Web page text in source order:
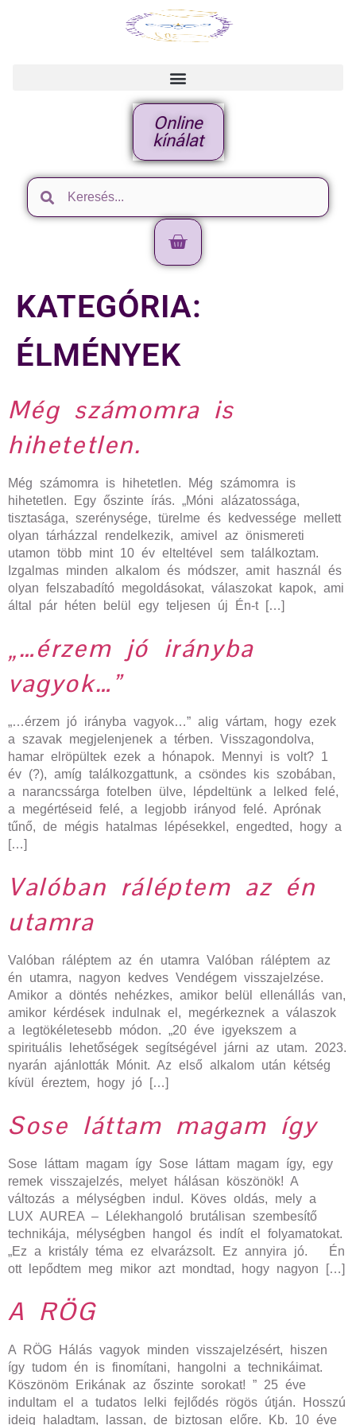
Online
kínálat
KATEGÓRIA:
ÉLMÉNYEK
Még számomra is
hihetetlen.
Még számomra is hihetetlen. Még számomra is
hihetetlen. Egy őszinte írás. „Móni alázatossága,
tisztasága, szerénysége, türelme és kedvessége mellett
olyan tárházzal rendelkezik, amivel az önismereti
utamon több mint 10 év elteltével sem találkoztam.
Izgalmas minden alkalom és módszer, amit használ és
olyan felszabadító megoldásokat, válaszokat kapok, ami
által pár héten belül egy teljesen új Én-t […]
„…érzem jó irányba
vagyok…”
„…érzem jó irányba vagyok…” alig vártam, hogy ezek
a szavak megjelenjenek a térben. Visszagondolva,
hamar elröpültek ezek a hónapok. Mennyi is volt? 1
év (?), amíg találkozgattunk, a csöndes kis szobában,
a narancssárga fotelben ülve, lépdeltünk a lelked felé,
a megértéseid felé, a legjobb irányod felé. Aprónak
tűnő, de mégis hatalmas lépésekkel, engedted, hogy a
[…]
Valóban ráléptem az én
utamra
Valóban ráléptem az én utamra Valóban ráléptem az
én utamra, nagyon kedves Vendégem visszajelzése.
Amikor a döntés nehézkes, amikor belül ellenállás van,
amikor kérdések indulnak el, megérkeznek a válaszok
a legtökéletesebb módon. „20 éve igyekszem a
spirituális lehetőségek segítségével járni az utam. 2023.
nyarán ajánlották Mónit. Az első alkalom után kétség
kívül éreztem, hogy jó […]
Sose láttam magam így
Sose láttam magam így Sose láttam magam így, egy
remek visszajelzés, melyet hálásan köszönök! A
változás a mélységben indul. Köves oldás, mely a
LUX AUREA – Lélekhangoló brutálisan szembesítő
technikája, mélységben hangol és indít el folyamatokat.
„Ez a kristály téma ez elvarázsolt. Ez annyira jó. Én
ott lepődtem meg mikor azt mondtad, hogy nagyon […]
A RÖG
A RÖG Hálás vagyok minden visszajelzésért, hiszen
így tudom én is finomítani, hangolni a technikáimat.
Köszönöm Erikának az őszinte sorokat! ” 25 éve
indultam el a tudatos lelki fejlődés rögös útján. Hosszú
ideig haladtam, lassan, de biztosan előre. Kb. 10 éve